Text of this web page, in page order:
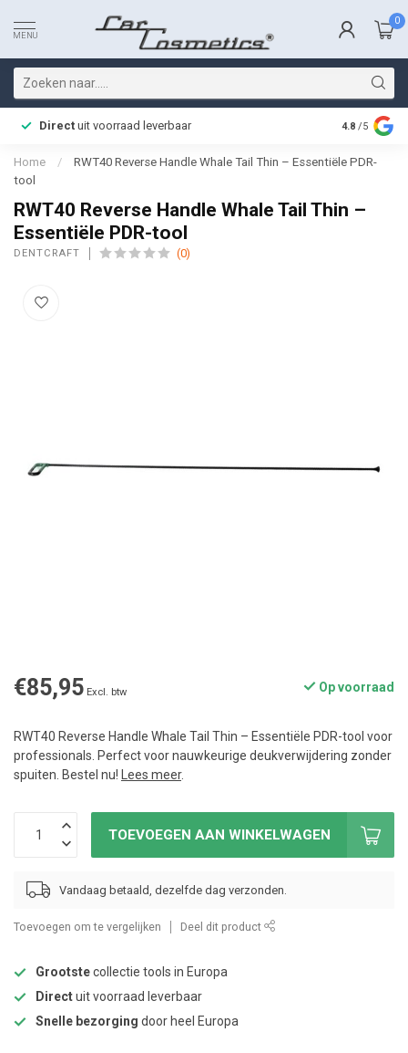
MENU
0
Direct uit voorraad leverbaar Snelle
4.8 /5
Home /
RWT40 Reverse Handle Whale Tail Thin – Essentiële PDR-
tool
RWT40 Reverse Handle Whale Tail Thin –
Essentiële PDR-tool
DENTCRAFT (0)
€85,95 Excl. btw Op voorraad
RWT40 Reverse Handle Whale Tail Thin – Essentiële PDR-tool voor
professionals. Perfect voor nauwkeurige deukverwijdering zonder
spuiten. Bestel nu!
Lees meer.
TOEVOEGEN AAN WINKELWAGEN
Vandaag betaald, dezelfde dag verzonden.
Toevoegen om te vergelijken Deel dit product
Grootstecollectie tools in Europa
Directuit voorraad leverbaar
Snelle bezorging door heel Europa